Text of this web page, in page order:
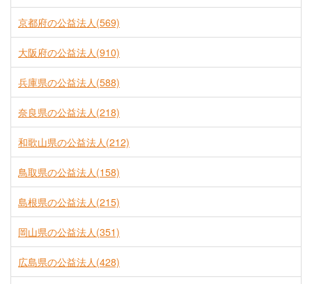
京都府の公益法人(569)
大阪府の公益法人(910)
兵庫県の公益法人(588)
奈良県の公益法人(218)
和歌山県の公益法人(212)
鳥取県の公益法人(158)
島根県の公益法人(215)
岡山県の公益法人(351)
広島県の公益法人(428)